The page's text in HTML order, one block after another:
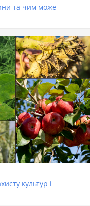
та чим може
культур і